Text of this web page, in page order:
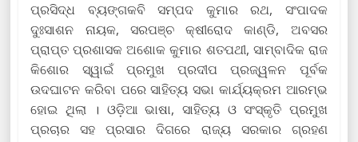
ପ୍ରସିଦ୍ଧ ବ୍ୟଙ୍ଗକବି ସମ୍ପଦ କୁମାର ରଥ, ସଂପାଦକ
ଦୁଃସାଶନ ନାୟକ, ସରପଞ୍ଚ କ୍ଷୀରୋଦ କାଣ୍ଡି, ଅବସର
ପ୍ରାପ୍ତ ପ୍ରଶାସକ ଅଶୋକ କୁମାର ଶତପଥୀ, ସାମ୍ବାଦିକ ରାଜ
କିଶୋର ସ୍ୱାଇଁ ପ୍ରମୁଖ ପ୍ରଦୀପ ପ୍ରଜ୍ୱଳନ ପୂର୍ବକ
ଉଦଘାଟନ କରିବା ପରେ ସାହିତ୍ୟ ସଭା କାର୍ଯ୍ୟକ୍ରମ ଆରମ୍ଭ
ହୋଇ ଥିଲା । ଓଡ଼ିଆ ଭାଷା, ସାହିତ୍ୟ ଓ ସଂସ୍କୃତି ପ୍ରମୁଖ
ପ୍ରଚାର ସହ ପ୍ରସାର ଦିଗରେ ରାଜ୍ୟ ସରକାର ଗ୍ରହଣ